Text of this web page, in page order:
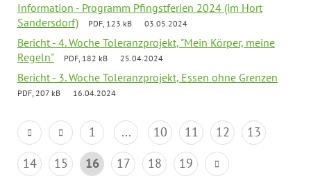
Information - Programm Pfingstferien 2024 (im Hort
Sandersdorf)
PDF, 123 kB 03.05.2024
Bericht - 4. Woche Toleranzprojekt, "Mein Körper, meine
Regeln"
PDF, 182 kB 25.04.2024
Bericht - 3. Woche Toleranzprojekt, Essen ohne Grenzen
PDF, 207 kB 16.04.2024
1 ... 10 11 12
13
14
15 16 17 18 19